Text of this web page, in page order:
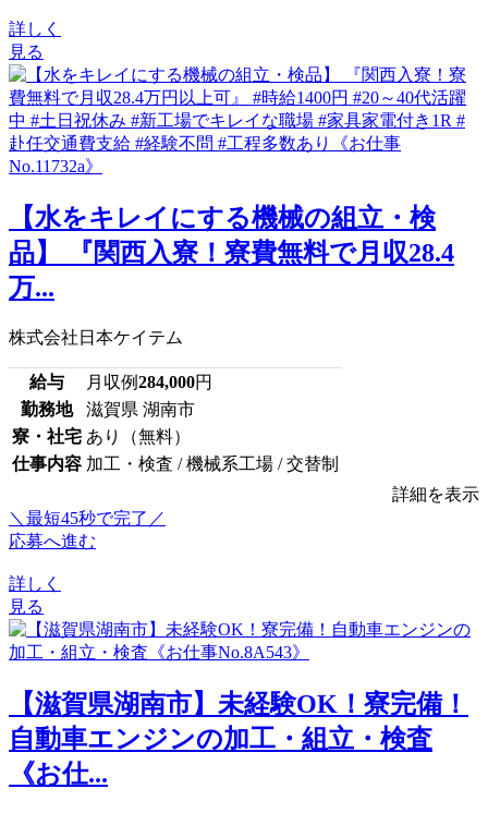
詳しく
見る
【水をキレイにする機械の組立・検
品】 『関西入寮！寮費無料で月収28.4
万...
株式会社日本ケイテム
給与 月収例284,000円
勤務地
滋賀県 湖南市
寮・社宅 あり（無料）
仕事内容 加工・検査 / 機械系工場 / 交替制
詳細を表示
＼最短45秒で完了／
応募へ進む
詳しく
見る
【滋賀県湖南市】未経験OK！寮完備！
自動車エンジンの加工・組立・検査
《お仕...